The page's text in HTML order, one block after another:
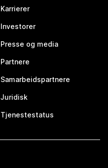
Karrierer
Investorer
Presse og media
Partnere
Samarbeidspartnere
Juridisk
Tjenestestatus